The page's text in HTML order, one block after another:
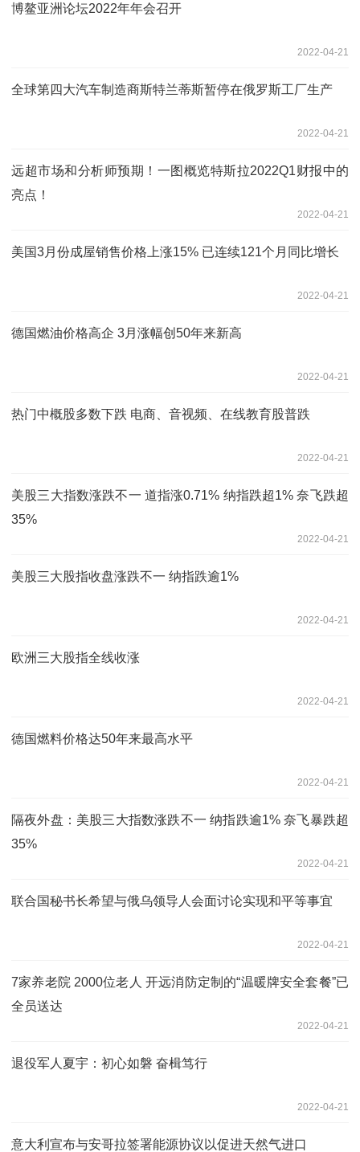
博鳌亚洲论坛2022年年会召开
2022-04-21
全球第四大汽车制造商斯特兰蒂斯暂停在俄罗斯工厂生产
2022-04-21
远超市场和分析师预期！一图概览特斯拉2022Q1财报中的
亮点！
2022-04-21
美国3月份成屋销售价格上涨15% 已连续121个月同比增长
2022-04-21
德国燃油价格高企 3月涨幅创50年来新高
2022-04-21
热门中概股多数下跌 电商、音视频、在线教育股普跌
2022-04-21
美股三大指数涨跌不一 道指涨0.71% 纳指跌超1% 奈飞跌超
35%
2022-04-21
美股三大股指收盘涨跌不一 纳指跌逾1%
2022-04-21
欧洲三大股指全线收涨
2022-04-21
德国燃料价格达50年来最高水平
2022-04-21
隔夜外盘：美股三大指数涨跌不一 纳指跌逾1% 奈飞暴跌超
35%
2022-04-21
联合国秘书长希望与俄乌领导人会面讨论实现和平等事宜
2022-04-21
7家养老院 2000位老人 开远消防定制的“温暖牌安全套餐”已
全员送达
2022-04-21
退役军人夏宇：初心如磐 奋楫笃行
2022-04-21
意大利宣布与安哥拉签署能源协议以促进天然气进口